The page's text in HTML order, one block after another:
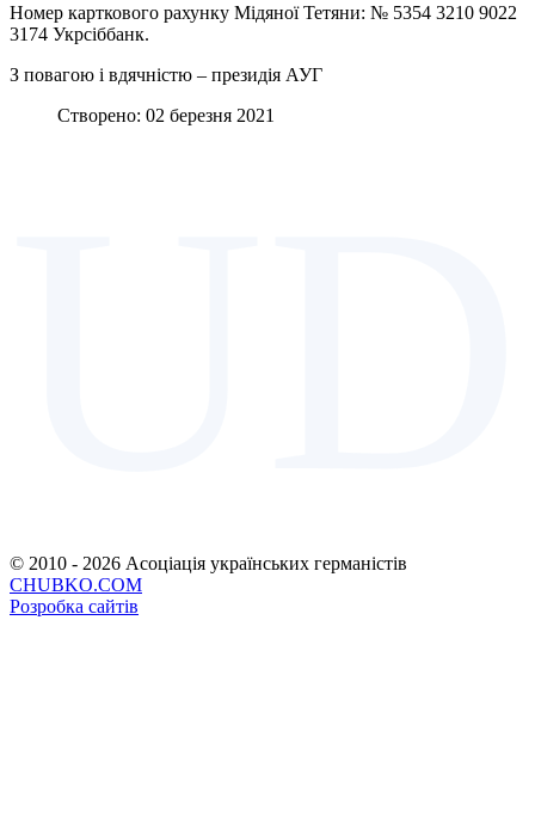
Номер карткового рахунку Мідяної Тетяни: № 5354 3210 9022
3174 Укрсіббанк.
З повагою і вдячністю – президія АУГ
Створено: 02 березня 2021
© 2010 - 2026 Асоціація українських германістів
CHUBKO.COM
Розробка сайтів